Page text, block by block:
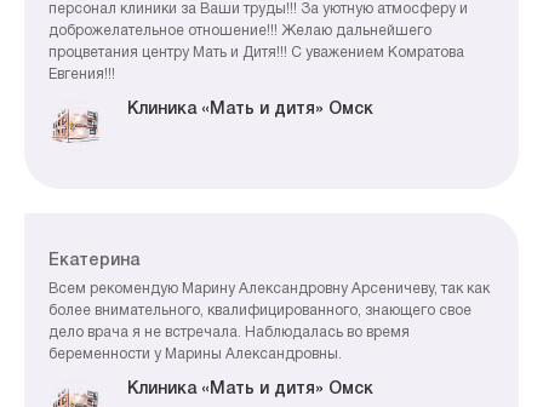
персонал клиники за Ваши труды!!! За уютную атмосферу и
доброжелательное отношение!!! Желаю дальнейшего
процветания центру Мать и Дитя!!! С уважением Комратова
Евгения!!!
Клиника «Мать и дитя» Омск
Екатерина
Всем рекомендую Марину Александровну Арсеничеву, так как
более внимательного, квалифицированного, знающего свое
дело врача я не встречала. Наблюдалась во время
беременности у Марины Александровны.
Клиника «Мать и дитя» Омск